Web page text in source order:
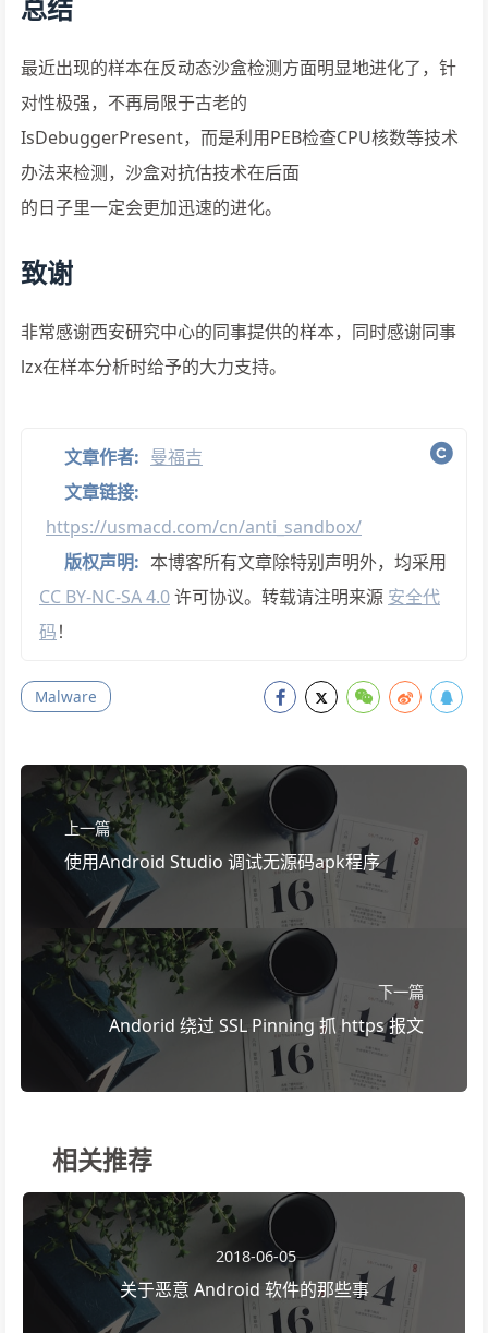
总结
最近出现的样本在反动态沙盒检测方面明显地进化了，针
对性极强，不再局限于古老的
IsDebuggerPresent，而是利用PEB检查CPU核数等技术
办法来检测，沙盒对抗估技术在后面
的日子里一定会更加迅速的进化。
致谢
非常感谢西安研究中心的同事提供的样本，同时感谢同事
lzx在样本分析时给予的大力支持。
文章作者: 曼福吉
文章链接:
https://usmacd.com/cn/anti_sandbox/
版权声明: 本博客所有文章除特别声明外，均采用
CC BY-NC-SA 4.0许可协议。转载请注明来源 安全代
码！
Malware
上一篇
使用Android Studio 调试无源码apk程序
下一篇
Andorid 绕过 SSL Pinning 抓 https 报文
相关推荐
2018-06-05
关于恶意 Android 软件的那些事